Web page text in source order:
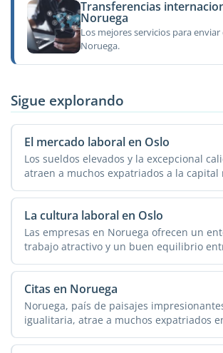
Transferencias
Noruega
Los mejores servicios para
Noruega.
Sigue explorando
El mercado laboral en Oslo
Los sueldos elevados y la excepcional
atraen a muchos expatriados a la capital
...
La cultura laboral en Oslo
Las empresas en Noruega ofrecen un
trabajo atractivo y un buen equilibrio
laboral y ...
Citas en Noruega
Noruega, país de paisajes
igualitaria, atrae a muchos expatriados